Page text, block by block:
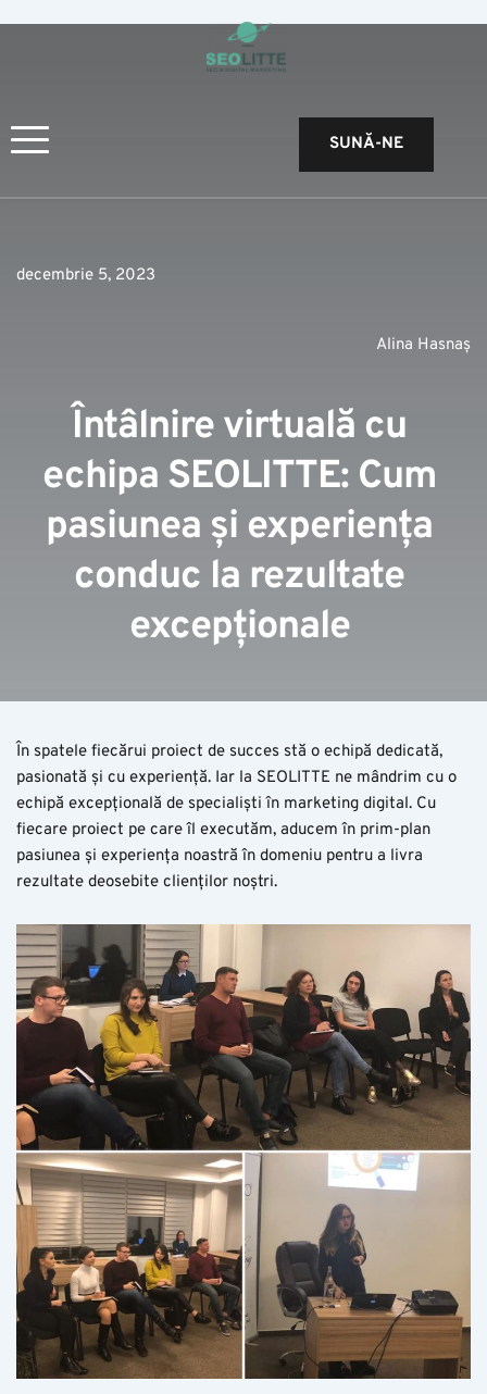
SUNĂ-NE
decembrie 5, 2023
Alina Hasnaș
Întâlnire virtuală cu
echipa SEOLITTE: Cum
pasiunea și experiența
conduc la rezultate
excepționale
În spatele fiecărui proiect de succes stă o echipă dedicată,
pasionată și cu experiență. Iar la SEOLITTE ne mândrim cu o
echipă excepțională de specialiști în marketing digital. Cu
fiecare proiect pe care îl executăm, aducem în prim-plan
pasiunea și experiența noastră în domeniu pentru a livra
rezultate deosebite clienților noștri.